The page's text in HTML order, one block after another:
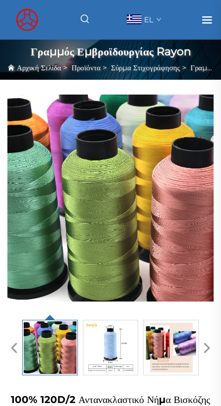
EL
Γραμμός Εμβροϊδουργίας Rayon
Αρχική Σελίδα>Προϊόντα>Σύρμα Στιχογράφησης >Γραμμός Εμβροϊδουργίας Rayon
100% 120D/2 Αντανακλαστικό Νήμα Βισκόζης